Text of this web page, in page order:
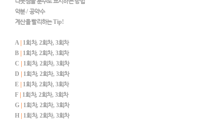
약분/공약수
계산을 빨리하는Tip!
A 1회차, 2회차, 3회차
B
1회차, 2회차, 3회차
C
1회차, 2회차, 3회차
D
1회차, 2회차, 3회차
E
1회차, 2회차, 3회차
F
1회차, 2회차, 3회차
G
1회차, 2회차, 3회차
H
1회차, 2회차, 3회차